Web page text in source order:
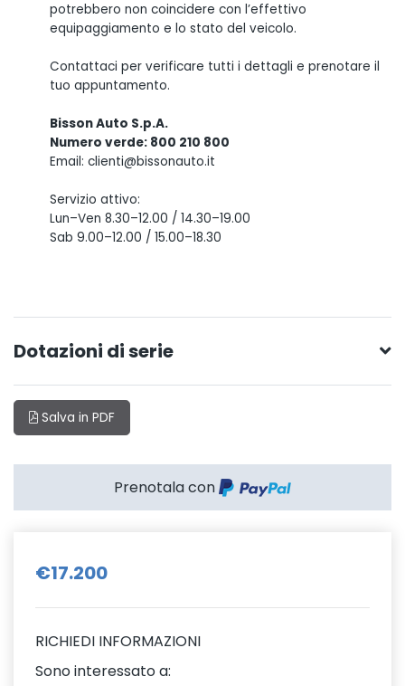
potrebbero non coincidere con l’effettivo
equipaggiamento e lo stato del veicolo.
Contattaci per verificare tutti i dettagli e prenotare il
tuo appuntamento.
Bisson Auto S.p.A.
Numero verde: 800 210 800
Email: clienti@bissonauto.it
Servizio attivo:
Lun–Ven 8.30–12.00 / 14.30–19.00
Sab 9.00–12.00 / 15.00–18.30
Dotazioni di serie
Salva in PDF
Prenotala con
€17.200
RICHIEDI INFORMAZIONI
Sono interessato a: